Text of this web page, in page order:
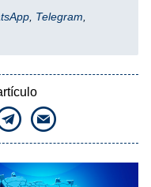
Telegram